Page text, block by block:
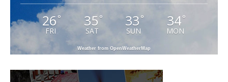
26 °
FRI
35 °
SAT
33°
SUN
34°
MON
Weather from OpenWeatherMap